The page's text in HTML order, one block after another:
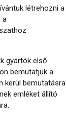
létrehozni a
a
gyártók első
bemutatjuk a
kerül bemutatásra
emléket állító